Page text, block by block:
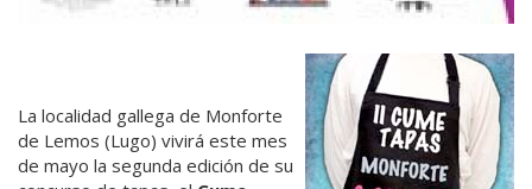
La localidad gallega de Monforte
de Lemos (Lugo) vivirá este mes
de mayo la segunda edición de su